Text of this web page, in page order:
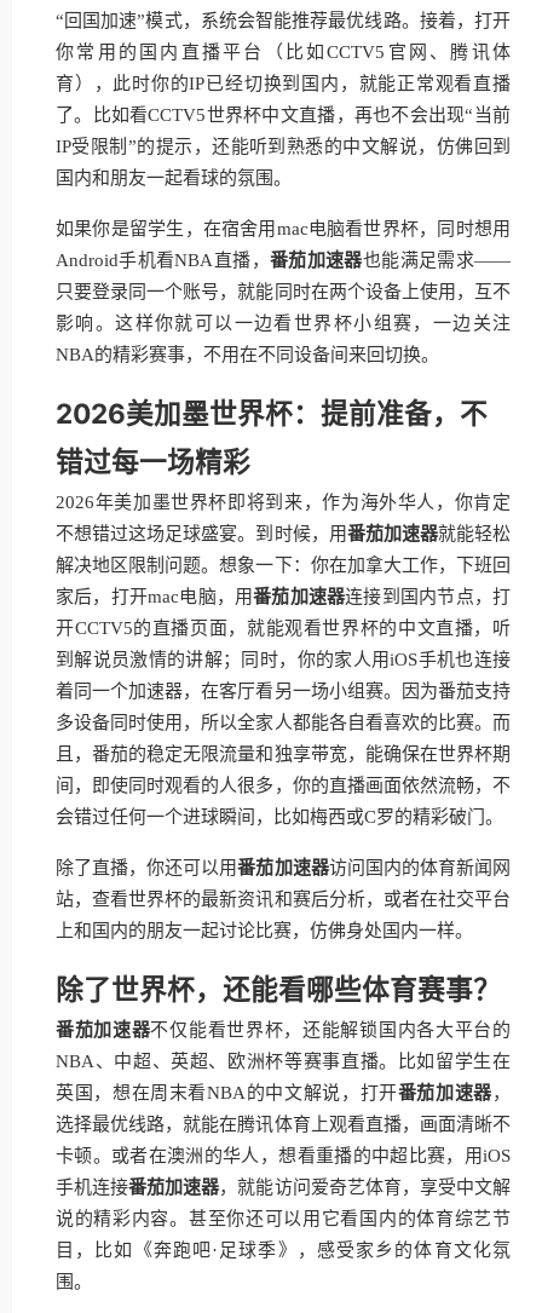
“回国加速”模式，系统会智能推荐最优线路。接着，打开
你常用的国内直播平台（比如CCTV5官网、腾讯体
育），此时你的IP已经切换到国内，就能正常观看直播
了。比如看CCTV5世界杯中文直播，再也不会出现“当前
IP受限制”的提示，还能听到熟悉的中文解说，仿佛回到
国内和朋友一起看球的氛围。
如果你是留学生，在宿舍用mac电脑看世界杯，同时想用
Android手机看NBA直播， 番茄加速器也能满足需求——
只要登录同一个账号，就能同时在两个设备上使用，互不
影响。这样你就可以一边看世界杯小组赛，一边关注
NBA的精彩赛事，不用在不同设备间来回切换。
2026美加墨世界杯：提前准备，不
错过每一场精彩
2026年美加墨世界杯即将到来，作为海外华人，你肯定
不想错过这场足球盛宴。到时候，用番茄加速器就能轻松
解决地区限制问题。想象一下：你在加拿大工作，下班回
家后，打开mac电脑，用番茄加速器连接到国内节点，打
开CCTV5的直播页面，就能观看世界杯的中文直播，听
到解说员激情的讲解；同时，你的家人用iOS手机也连接
着同一个加速器，在客厅看另一场小组赛。因为番茄支持
多设备同时使用，所以全家人都能各自看喜欢的比赛。而
且，番茄的稳定无限流量和独享带宽，能确保在世界杯期
间，即使同时观看的人很多，你的直播画面依然流畅，不
会错过任何一个进球瞬间，比如梅西或C罗的精彩破门。
除了直播，你还可以用番茄加速器访问国内的体育新闻网
站，查看世界杯的最新资讯和赛后分析，或者在社交平台
上和国内的朋友一起讨论比赛，仿佛身处国内一样。
除了世界杯，还能看哪些体育赛事？
番茄加速器不仅能看世界杯，还能解锁国内各大平台的
NBA、中超、英超、欧洲杯等赛事直播。比如留学生在
英国，想在周末看NBA的中文解说，打开番茄加速器，
选择最优线路，就能在腾讯体育上观看直播，画面清晰不
卡顿。或者在澳洲的华人，想看重播的中超比赛，用iOS
手机连接番茄加速器，就能访问爱奇艺体育，享受中文解
说的精彩内容。甚至你还可以用它看国内的体育综艺节
目，比如《奔跑吧·足球季》，感受家乡的体育文化氛
围。